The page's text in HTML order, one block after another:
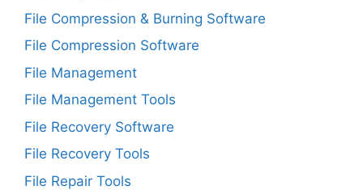
File Compression & Burning Software
File Compression Software
File Management
File Management Tools
File Recovery Software
File Recovery Tools
File Repair Tools